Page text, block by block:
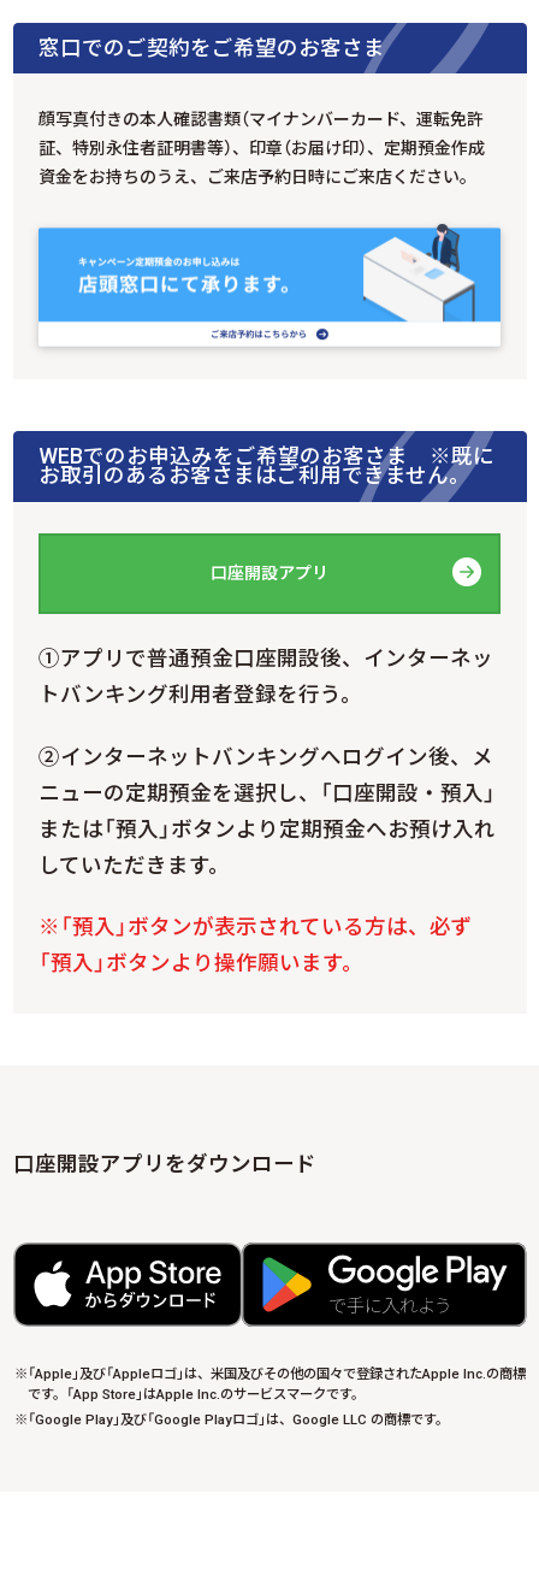
窓口でのご契約をご希望のお客さま
顔写真付きの本人確認書類（マイナンバーカード、運転免許
証、特別永住者証明書等）、印章（お届け印）、定期預金作成
資金をお持ちのうえ、ご来店予約日時にご来店ください。
WEBでのお申込みをご希望のお客さま ※既に
お取引のあるお客さまはご利用できません。
口座開設アプリ
①アプリで普通預金口座開設後、インターネッ
トバンキング利用者登録を行う。
②インターネットバンキングへログイン後、メ
ニューの定期預金を選択し、「口座開設・預入」
または「預入」ボタンより定期預金へお預け入れ
していただきます。
※「預入」ボタンが表示されている方は、必ず
「預入」ボタンより操作願います。
口座開設アプリをダウンロード
「Apple」及び「Appleロゴ」は、米国及びその他の国々で登録されたApple lnc.の商標
です。「App Store」はApple Inc.のサービスマークです。
「Google Play」及び「Google Playロゴ」は、Google LLC の商標です。